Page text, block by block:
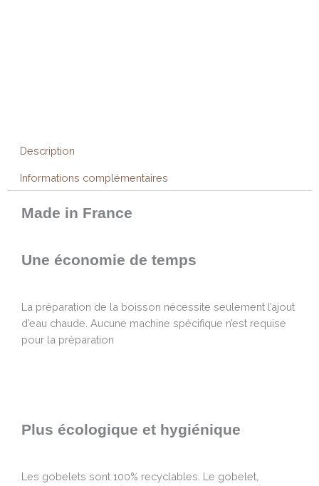
Description
Informations complémentaires
Made in France
Une économie de temps
La préparation de la boisson nécessite seulement l’ajout
d’eau chaude. Aucune machine spécifique n’est requise
pour la préparation
Plus écologique et hygiénique
Les gobelets sont 100% recyclables. Le gobelet,